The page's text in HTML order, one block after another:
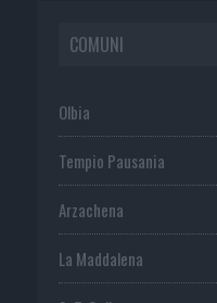
COMUNI
Olbia
Tempio Pausania
Arzachena
La Maddalena